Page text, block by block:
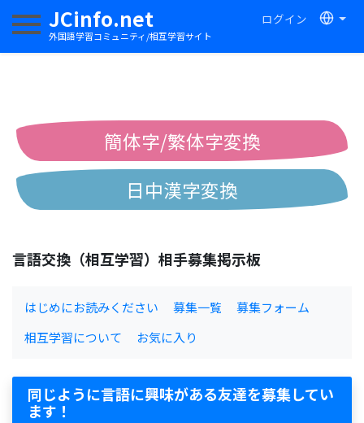
JCinfo.net
外国語学習コミュニティ/相互学習サイト
ログイン
ナビゲーションを切り替える
簡体字/繁体字変換
日中漢字変換
言語交換（相互学習）相手募集掲示板
はじめにお読みください 募集一覧
募集フォーム
相互学習について
お気に入り
同じように言語に興味がある友達を募集してい
ます！